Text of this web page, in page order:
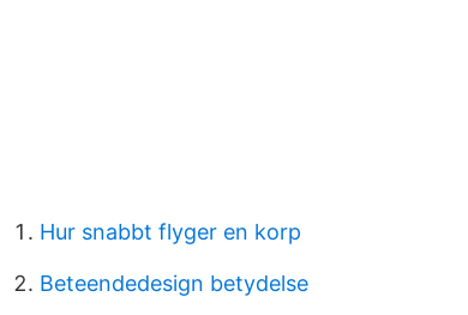
Hur snabbt flyger en korp
Beteendedesign betydelse